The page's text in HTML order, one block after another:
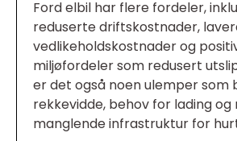
Ford elbil har flere fordeler,
reduserte driftskostnader,
vedlikeholdskostnader og
miljøfordeler som redusert
er det også noen ulemper som
rekkevidde, behov for lading
manglende infrastruktur for